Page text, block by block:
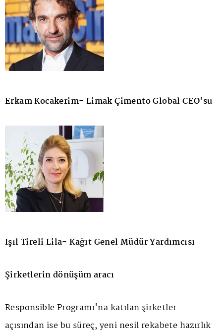
Erkam Kocakerim- Limak Çimento Global CEO'su
Işıl Tireli Lila- Kağıt Genel Müdür Yardımcısı
Şirketlerin dönüşüm aracı
Responsible Programı'na katılan şirketler
açısından ise bu süreç, yeni nesil rekabete hazırlık